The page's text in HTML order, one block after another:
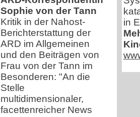
Sophie von der Tann
Kritik in der Nahost-
Berichterstattung der
ARD im Allgemeinen
und den Beiträgen von
Frau von der Tann im
Besonderen: "An die
Stelle
multidimensionaler,
facettenreicher News
in